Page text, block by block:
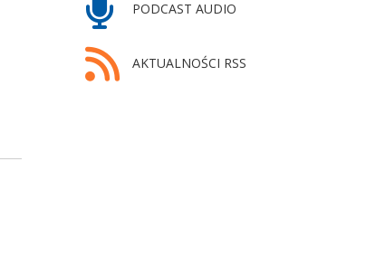
PODCAST AUDIO
AKTUALNOŚCI RSS